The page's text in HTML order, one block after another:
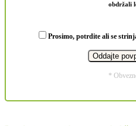
obdržali
Prosimo, potrdite ali se
*